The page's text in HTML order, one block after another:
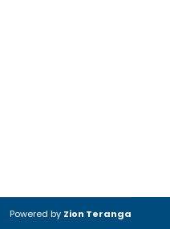
Powered by Zion Teranga